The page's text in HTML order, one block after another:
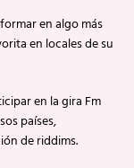
en algo más
en locales de su
en la gira Fm
países,
de riddims.